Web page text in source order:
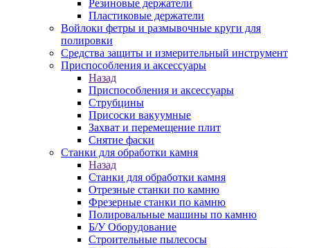
Резиновые держатели
Пластиковые держатели
Войлоки фетры и размывочные круги для
полировки
Средства защиты и измерительный инструмент
Приспособления и аксессуары
Назад
Приспособления и аксессуары
Струбцины
Присоски вакуумные
Захват и перемещение плит
Снятие фаски
Станки для обработки камня
Назад
Станки для обработки камня
Отрезные станки по камню
Фрезерные станки по камню
Полировальные машины по камню
Б/У Оборудование
Строительные пылесосы